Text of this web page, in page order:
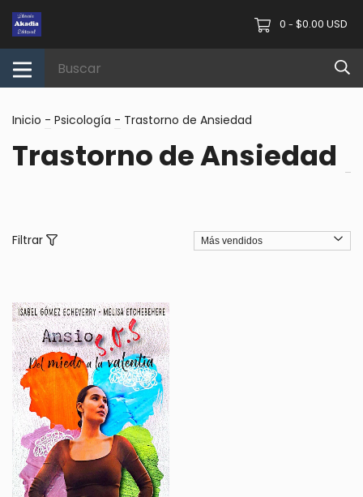
0 - $0.00 USD
Inicio - Psicología - Trastorno de Ansiedad
Trastorno de Ansiedad
Filtrar